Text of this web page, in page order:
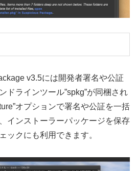
v3.5には開発者署名や公証
ドラインツール”spkg”が同梱され
オプションで署名や公証を一括
インストーラーパッケージを保存
ックにも利用できます。